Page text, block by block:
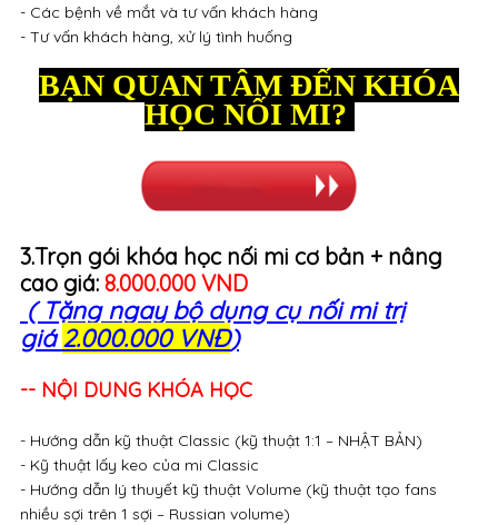
- Các bệnh về mắt và tư vấn khách hàng
- Tư vấn khách hàng, xử lý tình huống
BẠN QUAN TÂM ĐẾN KHÓA
HỌC NỐI MI?
3.Trọn gói khóa học nối mi cơ bản + nâng
cao giá: 8.000.000 VND
( Tặng ngay bộ dụng cụ nối mi trị
giá2.000.000 VNĐ)
-- NỘI DUNG KHÓA HỌC
- Hướng dẫn kỹ thuật Classic (kỹ thuật 1:1 – NHẬT BẢN)
- Kỹ thuật lấy keo của mi Classic
- Hướng dẫn lý thuyết kỹ thuật Volume (kỹ thuật tạo fans
nhiều sợi trên 1 sợi – Russian volume)